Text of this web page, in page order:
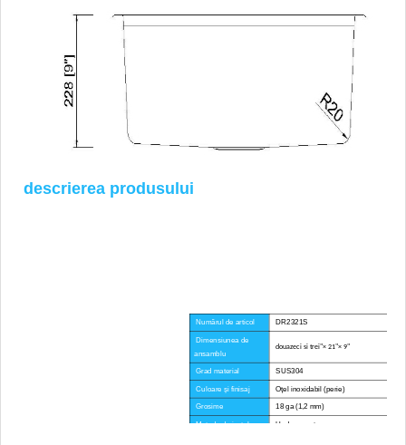
descrierea produsului
Numărul de articol DR2321S
Dimensiunea de
ansamblu
douazeci si trei"× 21"× 9"
Grad material SUS304
Culoare și finisaj Oțel inoxidabil (perie)
Grosime 18 ga (1,2 mm)
Metoda de instalare Undermount